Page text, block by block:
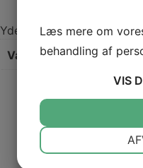
Yderligere information
Vægt
Læs mere om
behandling af
VIS